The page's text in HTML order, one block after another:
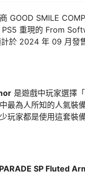
GOOD SMILE
重現的 From
於 2024 年 09 月發
是遊戲中玩家選擇
最為人所知的人氣裝
玩家都是使用這套裝
PARADE SP Fluted